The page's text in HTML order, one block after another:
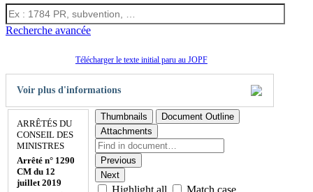
Recherche avancée
Télécharger le texte initial paru au JOPF
Voir plus d'informations
ARRÊTÉS DU
CONSEIL DES
MINISTRES
Arrêté n° 1290
CM du 12
juillet 2019
Thumbnails
Document Outline
Attachments
Previous
Next
Highlight all
Match case